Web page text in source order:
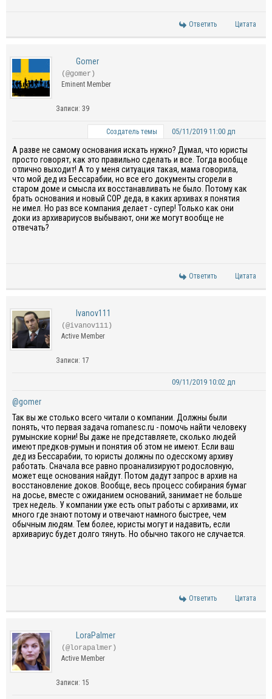
Ответить Цитата
Gomer
(@gomer)
Eminent Member
Записи: 39
Создатель темы 05/11/2019 11:00 дп
А разве не самому основания искать нужно? Думал, что юристы
просто говорят, как это правильно сделать и все. Тогда вообще
отлично выходит! А то у меня ситуация такая, мама говорила,
что мой дед из Бессарабии, но все его документы сгорели в
старом доме и смысла их восстанавливать не было. Потому как
брать основания и новый СОР деда, в каких архивах я понятия
не имел. Но раз все компания делает - супер! Только как они
доки из архивариусов выбывают, они же могут вообще не
отвечать?
Ответить Цитата
Ivanov111
(@ivanov111)
Active Member
Записи: 17
09/11/2019 10:02 дп
@gomer
Так вы же столько всего читали о компании. Должны были
понять, что первая задача romanesc.ru - помочь найти человеку
румынские корни! Вы даже не представляете, сколько людей
имеют предков-румын и понятия об этом не имеют. Если ваш
дед из Бессарабии, то юристы должны по одесскому архиву
работать. Сначала все равно проанализируют родословную,
может еще основания найдут. Потом дадут запрос в архив на
восстановление доков. Вообще, весь процесс собирания бумаг
на досье, вместе с ожиданием оснований, занимает не больше
трех недель. У компании уже есть опыт работы с архивами, их
много где знают потому и отвечают намного быстрее, чем
обычным людям. Тем более, юристы могут и надавить, если
архивариус будет долго тянуть. Но обычно такого не случается.
Ответить Цитата
LoraPalmer
(@lorapalmer)
Active Member
Записи: 15